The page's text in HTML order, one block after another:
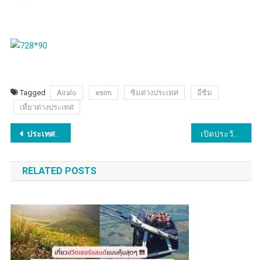
Tagged Airalo esim ซิมต่างประเทศ
อีซิม
เที่ยวต่างประเทศ
Post
navigation
ประเทศสิงคโปร์ คว้าแชมป์ “พาสปอร์ตทรงอิทธิพลที่สุดของโลก ปี
RELATED POSTS